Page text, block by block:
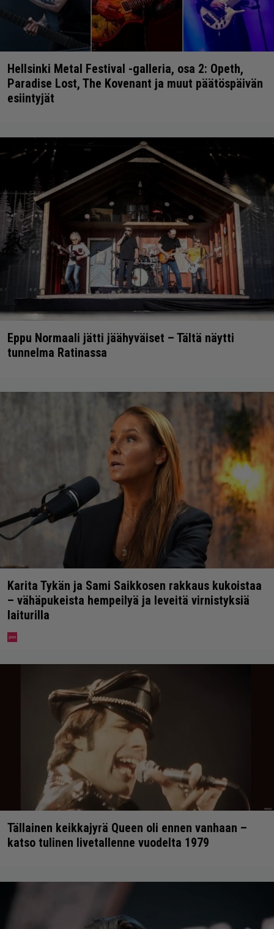
Hellsinki Metal Festival -galleria, osa 2: Opeth,
Paradise Lost, The Kovenant ja muut päätöspäivän
esiintyjät
Eppu Normaali jätti jäähyväiset – Tältä näytti
tunnelma Ratinassa
Karita Tykän ja Sami Saikkosen rakkaus kukoistaa
– vähäpukeista hempeilyä ja leveitä virnistyksiä
laiturilla
Tällainen keikkajyrä Queen oli ennen vanhaan –
katso tulinen livetallenne vuodelta 1979